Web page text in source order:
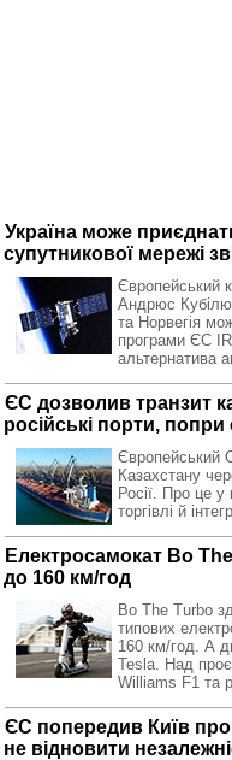
Україна може
супутникової мережі
Європейський
Андрюс
та Норвегія
програми ЄС
альтернатива
ЄС дозволив транзит
російські порти, попри
Європейський
Казахстану
Росії. Про це у
торгівлі й
Електросамокат Bo
до 160 км/год
Bo The Turbo
типових
160 км/год. А
Tesla. Над
Williams F1 та
ЄС попередив Київ
не відновити